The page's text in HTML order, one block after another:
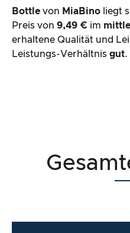
Bottle von MiaBino liegt
Preis von 9,49 € im
erhaltene Qualität und
Leistungs-Verhältnis gut.